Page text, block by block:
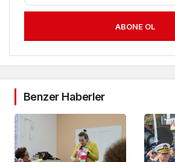
ABONE OL
Benzer Haberler